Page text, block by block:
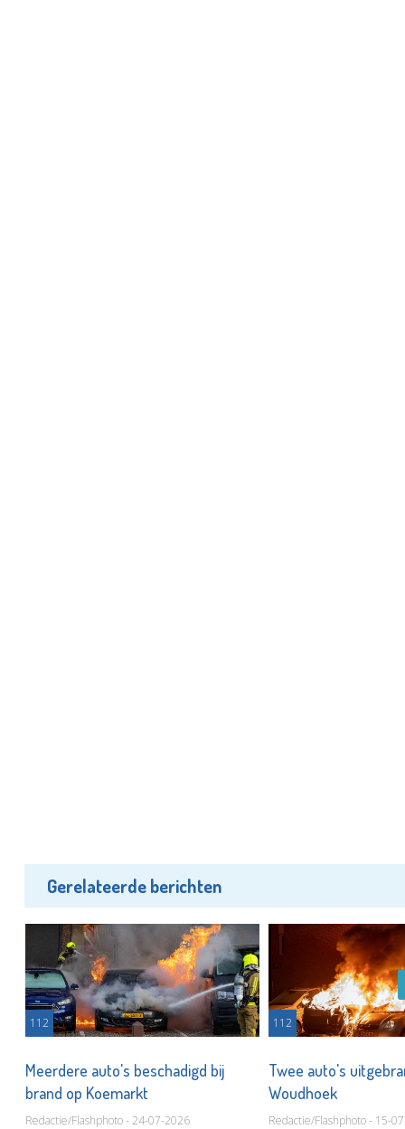
Gerelateerde berichten
112
Meerdere auto's beschadigd bij
brand op Koemarkt
Redactie/Flashphoto - 24-07-2026
112
Twee auto's
Woudhoek
Redactie/Flashphoto - 15-